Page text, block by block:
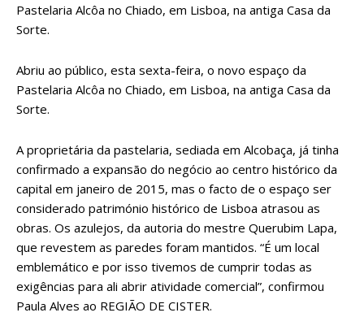
Pastelaria Alcôa no Chiado, em Lisboa, na antiga Casa da
Sorte.
Abriu ao público, esta sexta-feira, o novo espaço da
Pastelaria Alcôa no Chiado, em Lisboa, na antiga Casa da
Sorte.
A proprietária da pastelaria, sediada em Alcobaça, já tinha
confirmado a expansão do negócio ao centro histórico da
capital em janeiro de 2015, mas o facto de o espaço ser
considerado património histórico de Lisboa atrasou as
obras. Os azulejos, da autoria do mestre Querubim Lapa,
que revestem as paredes foram mantidos. “É um local
emblemático e por isso tivemos de cumprir todas as
exigências para ali abrir atividade comercial”, confirmou
Paula Alves ao REGIÃO DE CISTER.